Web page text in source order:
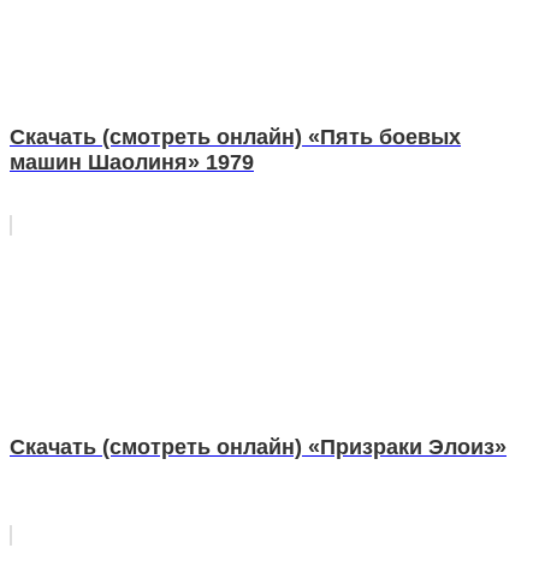
Скачать (смотреть онлайн) «Пять боевых
машин Шаолиня» 1979
Скачать (смотреть онлайн) «Призраки Элоиз»